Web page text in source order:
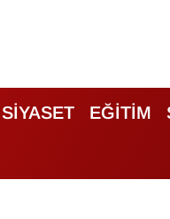
SİYASET EĞİTİM